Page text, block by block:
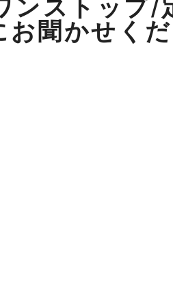
ンストップ/
聞かせくだ